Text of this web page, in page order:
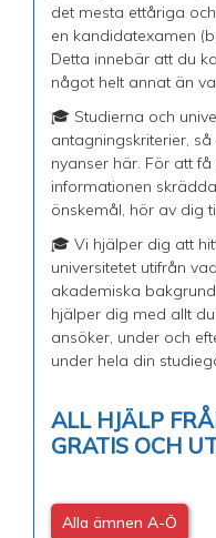
det mesta ettåriga
en kandidatexamen
Detta innebär att du
något helt annat än
🎓 Studierna och
antagningskriterier,
nyanser här. För att
informationen
önskemål, hör av dig
🎓 Vi hjälper dig att
universitetet utifrån
akademiska
hjälper dig med allt
ansöker, under och
under hela din
ALL HJÄLP
GRATIS OCH
Alla ämnen A-Ö